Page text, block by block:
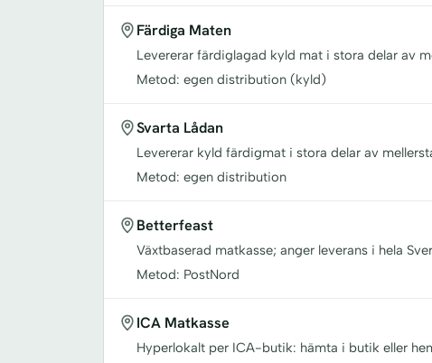
Färdiga Maten
Levererar färdiglagad kyld mat i stora delar av
Metod: egen distribution (kyld)
Svarta Lådan
Levererar kyld färdigmat i stora delar av
Metod: egen distribution
Betterfeast
Växtbaserad matkasse; anger leverans i hela
Metod: PostNord
ICA Matkasse
Hyperlokalt per ICA-butik: hämta i butik eller